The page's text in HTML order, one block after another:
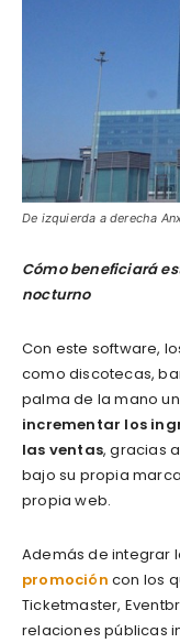
De izquierda a derecha
Cómo beneficiará
nocturno
Con este software,
como discotecas,
palma de la mano
incrementar los
las ventas, gracias
bajo su propia
propia web.
Además de integrar
promoción con los
Ticketmaster,
relaciones públicas